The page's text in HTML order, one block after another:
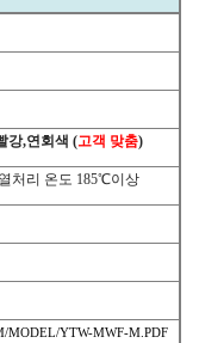
강,연회색 (고객 맞춤)
열처리 온도 185℃이상
MODEL/YTW-MWF-M.PDF